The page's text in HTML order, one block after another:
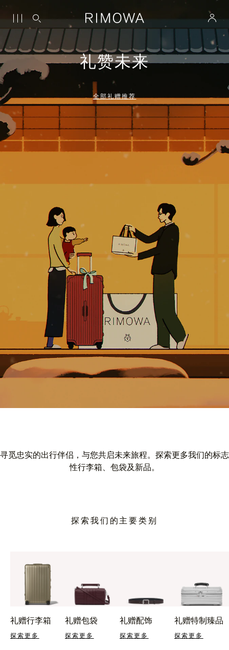
礼赞未来
全部礼赠推荐
寻觅忠实的出行伴侣，与您共启未来旅程。探索更多我们的标志
性行李箱、包袋及新品。
探索我们的主要类别
礼赠行李箱
探索更多
礼赠包袋
探索更多
礼赠配饰
探索更多
礼赠特制臻品
探索更多